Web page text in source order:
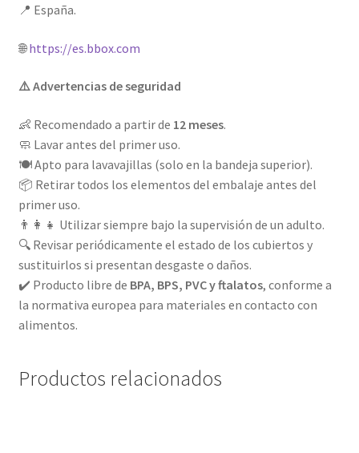
📍 España.
🌐https://es.bbox.com
⚠️ Advertencias de seguridad
👶 Recomendado a partir de 12 meses.
🧼 Lavar antes del primer uso.
🍽️ Apto para lavavajillas (solo en la bandeja superior).
📦 Retirar todos los elementos del embalaje antes del
primer uso.
👨‍👩‍👧 Utilizar siempre bajo la supervisión de un adulto.
🔍 Revisar periódicamente el estado de los cubiertos y
sustituirlos si presentan desgaste o daños.
✔️ Producto libre de BPA, BPS, PVC y ftalatos, conforme a
la normativa europea para materiales en contacto con
alimentos.
Productos relacionados